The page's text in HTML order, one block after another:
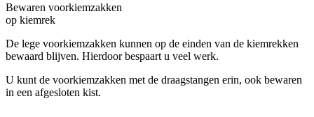
Bewaren voorkiemzakken
op kiemrek
De lege voorkiemzakken kunnen op de einden van de kiemrekken
bewaard blijven. Hierdoor bespaart u veel werk.
U kunt de voorkiemzakken met de draagstangen erin, ook bewaren
in een afgesloten kist.